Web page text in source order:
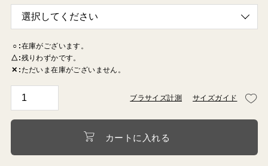
○ 在庫がございます。
△ 残りわずかです。
✕ ただいま在庫がございません。
ブラサイズ計測 サイズガイド
カートに入れる